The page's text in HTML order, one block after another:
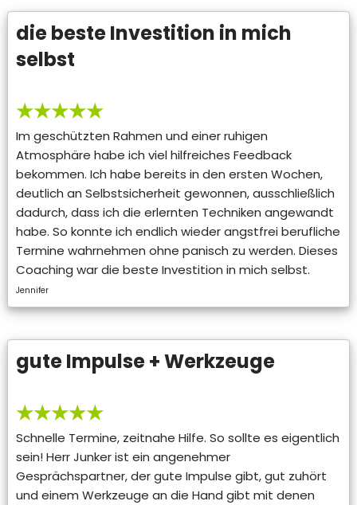
die beste Investition in mich
selbst
★★★★★
Im geschützten Rahmen und einer ruhigen
Atmosphäre habe ich viel hilfreiches Feedback
bekommen. Ich habe bereits in den ersten Wochen,
deutlich an Selbstsicherheit gewonnen, ausschließlich
dadurch, dass ich die erlernten Techniken angewandt
habe. So konnte ich endlich wieder angstfrei berufliche
Termine wahrnehmen ohne panisch zu werden. Dieses
Coaching war die beste Investition in mich selbst.
Jennifer
gute Impulse + Werkzeuge
★★★★★
Schnelle Termine, zeitnahe Hilfe. So sollte es eigentlich
sein! Herr Junker ist ein angenehmer
Gesprächspartner, der gute Impulse gibt, gut zuhört
und einem Werkzeuge an die Hand gibt mit denen